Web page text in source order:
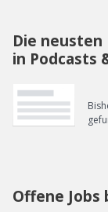
Die neusten
in Podcasts
Offene Jobs